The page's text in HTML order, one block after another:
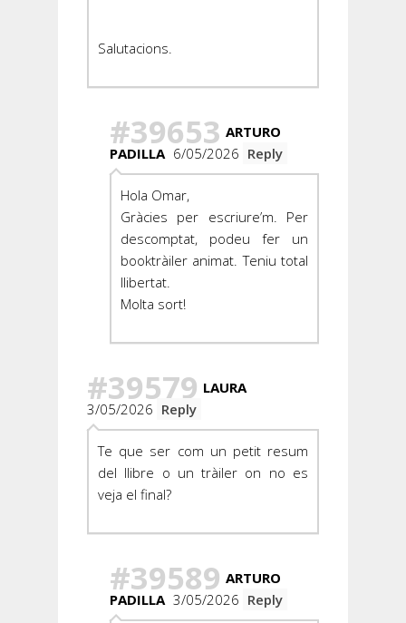
Salutacions.
#39653 ARTURO
PADILLA 6/05/2026 Reply
Hola Omar,
Gràcies per escriure’m. Per
descomptat, podeu fer un
booktràiler animat. Teniu total
llibertat.
Molta sort!
#39579 LAURA
3/05/2026 Reply
Te que ser com un petit resum
del llibre o un tràiler on no es
veja el final?
#39589 ARTURO
PADILLA 3/05/2026 Reply